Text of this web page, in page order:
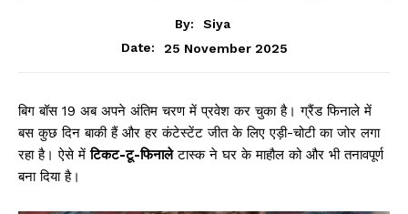
By:
Siya
Date:
25 November 2025
बिग बॉस 19 अब अपने अंतिम चरण में प्रवेश कर चुका है। ग्रैंड फिनाले में
बस कुछ दिन बाकी हैं और हर कंटेस्टेंट जीत के लिए एड़ी-चोटी का जोर लगा
रहा है। ऐसे मेंटिकट-टू-फिनालेटास्क ने घर के माहौल को और भी तनावपूर्ण
बना दिया है।